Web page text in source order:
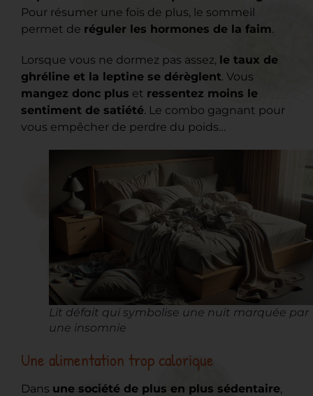
Pour résumer une fois de plus, le sommeil
permet de réguler les hormones de la faim.
Lorsque vous ne dormez pas assez, le taux de
ghréline et la leptine se dérèglent. Vous
mangez donc plus et ressentez moins le
sentiment de satiété. Le combo gagnant pour
vous empêcher de perdre du poids…
Lit défait qui symbolise une nuit marquée par
une insomnie
Une alimentation trop calorique
Dans une société de plus en plus sédentaire,